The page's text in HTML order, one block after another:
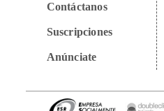
Contáctanos
Suscripciones
Anúnciate